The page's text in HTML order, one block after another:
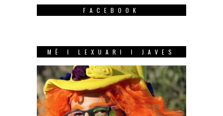
FACEBOOK
MË I LEXUARI I JAVES